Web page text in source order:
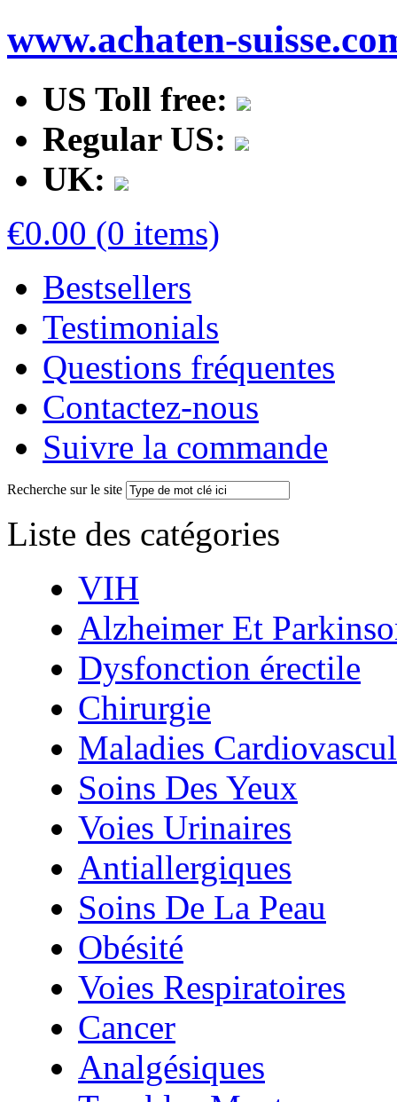
www.achaten-
US Toll free:
Regular US:
UK:
€0.00 (0 items)
Bestsellers
Testimonials
Questions fréquentes
Contactez-nous
Suivre la commande
Recherche sur le site
Liste des catégories
VIH
Alzheimer Et
Dysfonction érectile
Chirurgie
Maladies
Soins Des Yeux
Voies Urinaires
Antiallergiques
Soins De La Peau
Obésité
Voies Respiratoires
Cancer
Analgésiques